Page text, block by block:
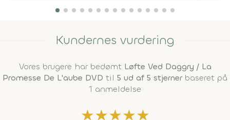
Kundernes vurdering
Vores brugere har bedømt Løfte Ved Daggry / La
Promesse De L'aube DVD til 5 ud af 5 stjernerbaseret på
1 anmeldelse
★★★★★